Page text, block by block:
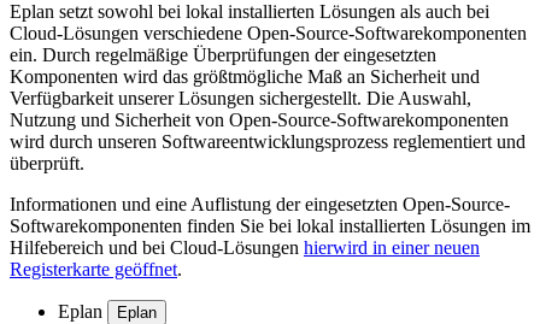
Eplan setzt sowohl bei lokal installierten Lösungen als auch bei
Cloud-Lösungen verschiedene Open-Source-Softwarekomponenten
ein. Durch regelmäßige Überprüfungen der eingesetzten
Komponenten wird das größtmögliche Maß an Sicherheit und
Verfügbarkeit unserer Lösungen sichergestellt. Die Auswahl,
Nutzung und Sicherheit von Open-Source-Softwarekomponenten
wird durch unseren Softwareentwicklungsprozess reglementiert und
überprüft.
Informationen und eine Auflistung der eingesetzten Open-Source-
Softwarekomponenten finden Sie bei lokal installierten Lösungen im
Hilfebereich und bei Cloud-Lösungen hierwird in einer neuen
Registerkarte geöffnet.
Eplan Eplan